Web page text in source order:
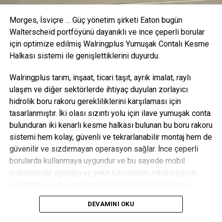
“It does appear at this time that it was a hack
OEM Dergisi
Morges, İsviçre… Güç yönetim şirketi Eaton bugün
Walterscheid portföyünü dayanıklı ve ince çeperli borular
için optimize edilmiş Walringplus Yumuşak Contalı Kesme
Halkası sistemi ile genişlettiklerini duyurdu.
Walringplus tarım, inşaat, ticari taşıt, ayrık imalat, raylı
ulaşım ve diğer sektörlerde ihtiyaç duyulan zorlayıcı
hidrolik boru rakoru gerekliliklerini karşılaması için
tasarlanmıştır. İki olası sızıntı yolu için ilave yumuşak conta
bulunduran iki kenarlı kesme halkası bulunan bu boru rakoru
sistemi hem kolay, güvenli ve tekrarlanabilir montaj hem de
güvenilir ve sızdırmayan operasyon sağlar. İnce çeperli
borularda kullanmaya uygundur ve bu sayede mobil
makinelerde ağırlığın ve yakıt tüketiminin etkili biçimde
destekler.
DEVAMINI OKU